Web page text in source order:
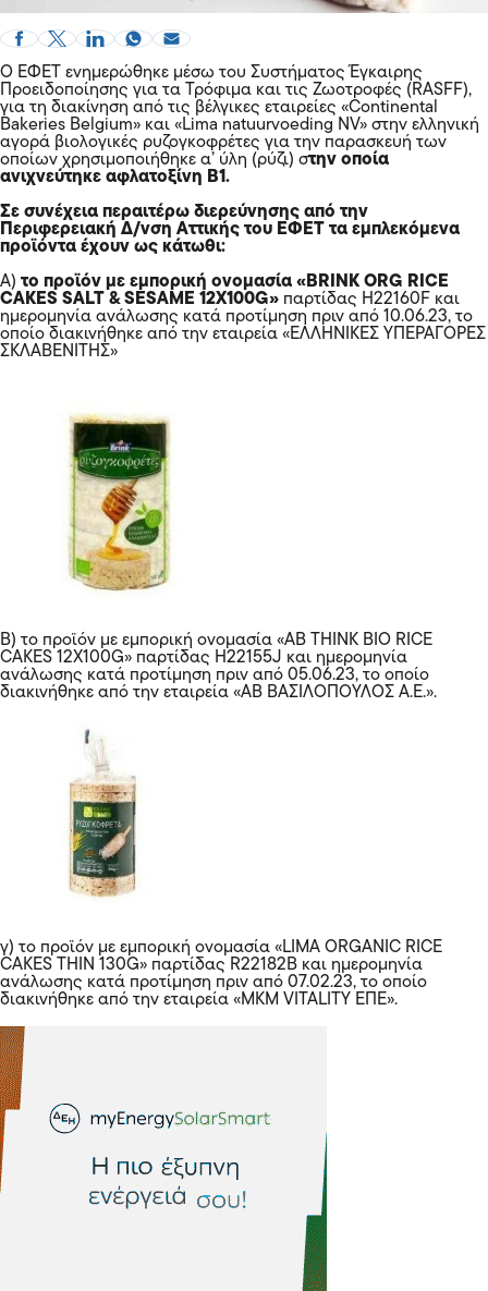
Ο ΕΦΕΤ ενημερώθηκε μέσω του Συστήματος Έγκαιρης
Προειδοποίησης για τα Τρόφιμα και τις Ζωοτροφές (RASFF),
για τη διακίνηση από τις βέλγικες εταιρείες «Continental
Bakeries Belgium» και «Lima natuurvoeding NV» στην ελληνική
αγορά βιολογικές ρυζογκοφρέτες για την παρασκευή των
οποίων χρησιμοποιήθηκε α’ ύλη (ρύζι) στην οποία
ανιχνεύτηκε αφλατοξίνη Β1.
Σε συνέχεια περαιτέρω διερεύνησης από την
Περιφερειακή Δ/νση Αττικής του ΕΦΕΤ τα εμπλεκόμενα
προϊόντα έχουν ως κάτωθι:
Α) το προϊόν με εμπορική ονομασία «BRINK ORG RICE
CAKES SALT & SESAME 12X100G» παρτίδας Η22160F και
ημερομηνία ανάλωσης κατά προτίμηση πριν από 10.06.23, το
οποίο διακινήθηκε από την εταιρεία «ΕΛΛΗΝΙΚΕΣ ΥΠΕΡΑΓΟΡΕΣ
ΣΚΛΑΒΕΝΙΤΗΣ»
Β) το προϊόν με εμπορική ονομασία «AΒ ΤΗΙΝΚ ΒΙΟ RICE
CAKES 12X100G» παρτίδας Η22155J και ημερομηνία
ανάλωσης κατά προτίμηση πριν από 05.06.23, το οποίο
διακινήθηκε από την εταιρεία «AB ΒΑΣΙΛΟΠΟΥΛΟΣ Α.Ε.».
γ) το προϊόν με εμπορική ονομασία «LIMA ORGANIC RICE
CAKES THIN 130G» παρτίδας R22182B και ημερομηνία
ανάλωσης κατά προτίμηση πριν από 07.02.23, το οποίο
διακινήθηκε από την εταιρεία «MKM VITALITY ΕΠΕ».